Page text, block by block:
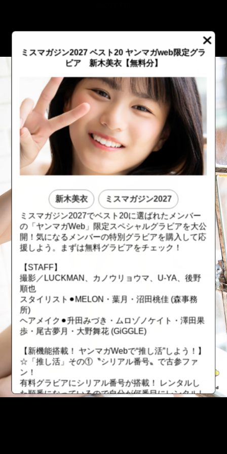
ミスマガジン2027 ベスト20 ヤンマガweb限定グラ
ビア 新木美衣【無料分】
新木美衣
ミスマガジン2027
ミスマガジン2027でベスト20に選ばれたメンバー
の「ヤンマガWeb」限定スペシャルグラビアを大公
開！気になるメンバーの特別グラビアを購入して応
援しよう。まずは無料グラビアをチェック！
【STAFF】
撮影／LUCKMAN、カノウリョウマ、U-YA、後野
順也
スタイリスト⚫︎MELON・葉月・沼田桃佳 (森事務
所)
ヘアメイク⚫︎升田みづき・ムロゾノケイト・澤田果
歩・尾古夢月・大野舞花 (GiGGLE)
【新機能搭載！ ヤンマガWebで“推し活”しよう！】
☆「推し活」その①〝シリアル番号〟で古参ファ
ン！
有料グラビアにシリアル番号が搭載！ レンタルし
た順番になっているので自分が何番目にレンタルし
::fzkqzrz.oi ::fzkqzrz.oi